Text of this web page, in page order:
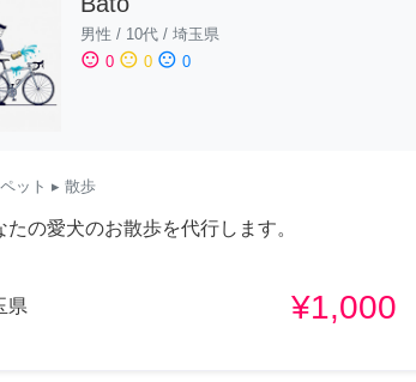
男性 / 10代 / 埼玉県
sentiment_satisfied 0 sentiment_neutral 0 sentiment_dissatisfied 0
ペット ▸ 散歩
たの愛犬のお散歩を代行します。
県 ¥1,000